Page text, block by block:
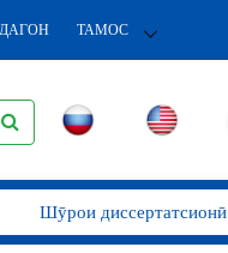
ТАМОС
Шӯрои диссертатсионӣ